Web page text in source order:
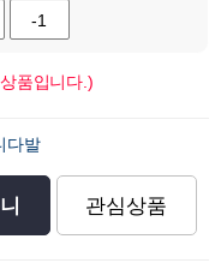
-1
품입니다.)
다발
관심상품